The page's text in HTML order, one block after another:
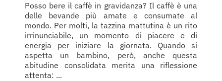
Posso bere il caffè in gravidanza? Il caffè è una
delle bevande più amate e consumate al
mondo. Per molti, la tazzina mattutina è un rito
irrinunciabile, un momento di piacere e di
energia per iniziare la giornata. Quando si
aspetta un bambino, però, anche questa
abitudine consolidata merita una riflessione
attenta: ...